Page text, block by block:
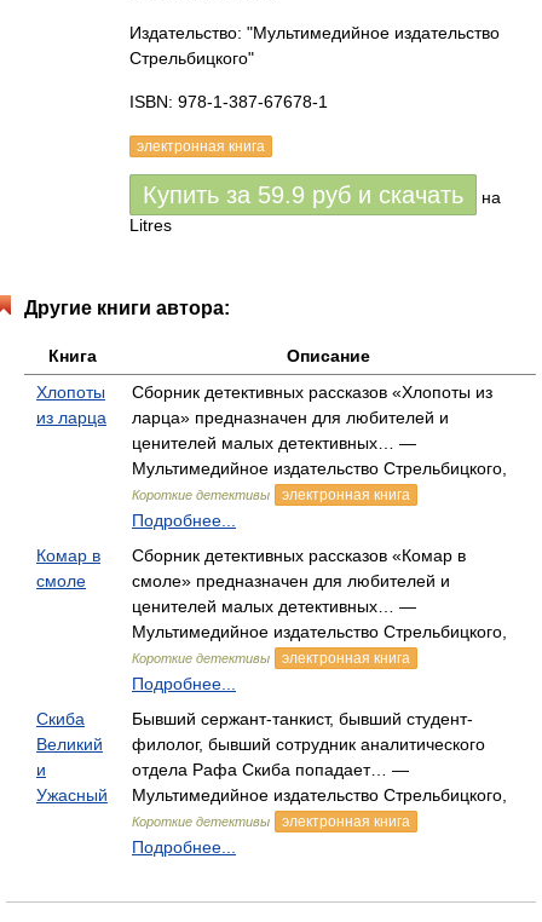
Издательство: "Мультимедийное издательство
Стрельбицкого"
ISBN: 978-1-387-67678-1
электронная книга
Купить за 59.9 руб и скачать
на
Litres
Другие книги автора:
Книга
Описание
Хлопоты
из ларца
Сборник детективных рассказов «Хлопоты из
ларца» предназначен для любителей и
ценителей малых детективных… —
Мультимедийное издательство Стрельбицкого,
Короткие детективы электронная книга
Подробнее...
Комар в
смоле
Сборник детективных рассказов «Комар в
смоле» предназначен для любителей и
ценителей малых детективных… —
Мультимедийное издательство Стрельбицкого,
Короткие детективы электронная книга
Подробнее...
Скиба
Великий
и
Ужасный
Бывший сержант-танкист, бывший студент-
филолог, бывший сотрудник аналитического
отдела Рафа Скиба попадает… —
Мультимедийное издательство Стрельбицкого,
Короткие детективы электронная книга
Подробнее...